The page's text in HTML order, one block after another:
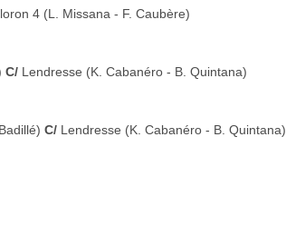
4 (L. Missana - F. Caubère)
C/ Lendresse (K. Cabanéro - B. Quintana)
C/ Lendresse (K. Cabanéro - B. Quintana)